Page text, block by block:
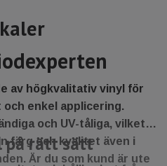
av högkvalitativ vinyl för
enkel applicering.
och UV-tåliga, vilket
färg och kvalitet även i
Är du som kund är ute
på rätt sätt